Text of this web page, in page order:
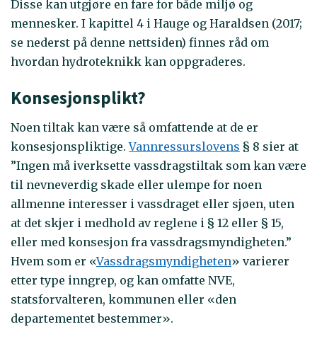
Disse kan utgjøre en fare for både miljø og
mennesker. I kapittel 4 i Hauge og Haraldsen (2017;
se nederst på denne nettsiden) finnes råd om
hvordan hydroteknikk kan oppgraderes.
Konsesjonsplikt?
Noen tiltak kan være så omfattende at de er
konsesjonspliktige.Vannressurslovens § 8 sier at
”Ingen må iverksette vassdragstiltak som kan være
til nevneverdig skade eller ulempe for noen
allmenne interesser i vassdraget eller sjøen, uten
at det skjer i medhold av reglene i § 12 eller § 15,
eller med konsesjon fra vassdragsmyndigheten.”
Hvem som er «Vassdragsmyndigheten» varierer
etter type inngrep, og kan omfatte NVE,
statsforvalteren, kommunen eller «den
departementet bestemmer».